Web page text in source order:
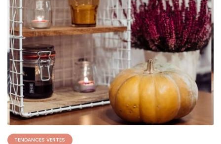
TENDANCES VERTES